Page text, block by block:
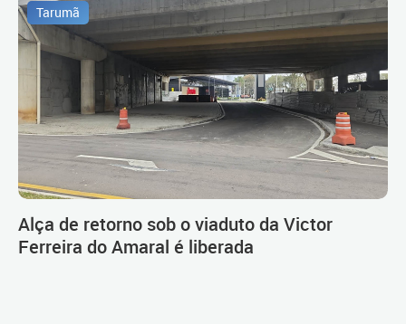
Tarumã
Alça de retorno sob o viaduto da Victor
Ferreira do Amaral é liberada